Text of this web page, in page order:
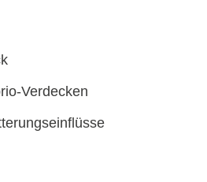
Verdecken